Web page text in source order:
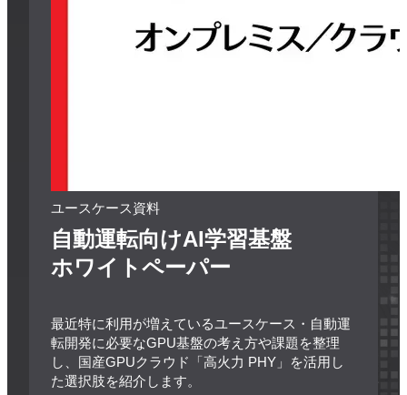
ユースケース資料
自動運転向けAI学習基盤
ホワイトペーパー
最近特に利用が増えているユースケース・自動運
転開発に必要なGPU基盤の考え方や課題を整理
し、国産GPUクラウド「高火力 PHY」を活用し
た選択肢を紹介します。